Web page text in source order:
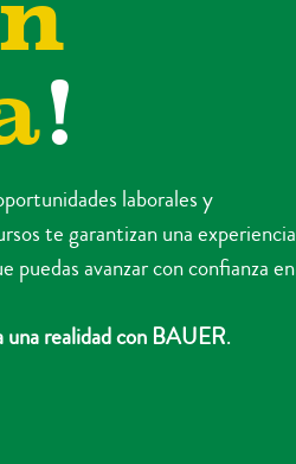
!
laborales y
te garantizan una experiencia
puedas avanzar con confianza en
una realidad con BAUER.